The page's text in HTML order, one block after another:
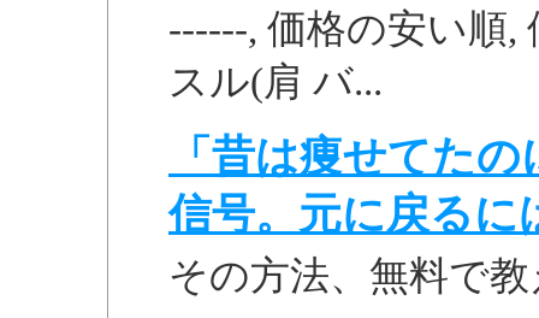
------, 価格の安い順,
スル(肩 バ...
「昔は痩せてた
信号。元に戻るに
その方法、無料で